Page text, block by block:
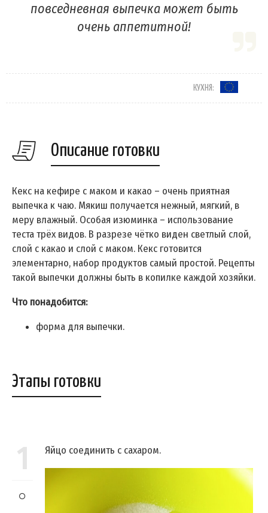
повседневная выпечка может быть
очень аппетитной!
КУХНЯ:
Описание готовки
Кекс на кефире с маком и какао – очень приятная
выпечка к чаю. Мякиш получается нежный, мягкий, в
меру влажный. Особая изюминка – использование
теста трёх видов. В разрезе чётко виден светлый слой,
слой с какао и слой с маком. Кекс готовится
элементарно, набор продуктов самый простой. Рецепты
такой выпечки должны быть в копилке каждой хозяйки.
Что понадобится:
форма для выпечки.
Этапы готовки
1 Яйцо соединить с сахаром.